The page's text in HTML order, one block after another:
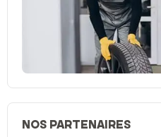
NOS PARTENAIRES